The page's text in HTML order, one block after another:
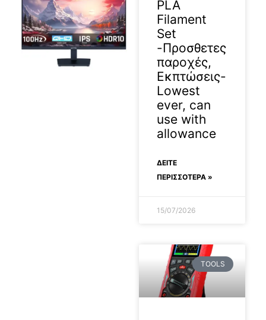
PLA
Filament
Set
-Προσθετες
παροχές,
Εκπτώσεις-
Lowest
ever, can
use with
allowance
ΔΕΊΤΕ
ΠΕΡΙΣΣΟΤΕΡΑ »
15/07/2026
TOOLS